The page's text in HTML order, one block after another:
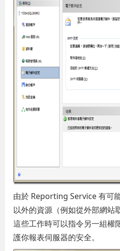
由於 Reporting Service 有可
以外的資源（例如從外部網站
這些工作時可以指令另一組權
護你報表伺服器的安全。